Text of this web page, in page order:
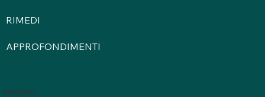
RIMEDI
APPROFONDIMENTI
Contatti